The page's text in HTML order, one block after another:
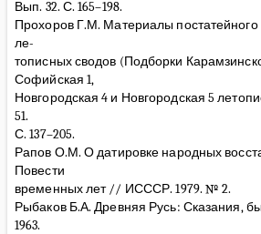
Вып. 32. С. 165–198.
Прохоров Г.М. Материалы
ле-
тописных сводов (Подборки
Софийская 1,
Новгородская 4 и Новгородская 5
51.
С. 137–205.
Рапов О.М. О датировке народных
Повести
временных лет // ИСССР. 1979. № 2.
Рыбаков Б.А. Древняя Русь: Сказания,
1963.